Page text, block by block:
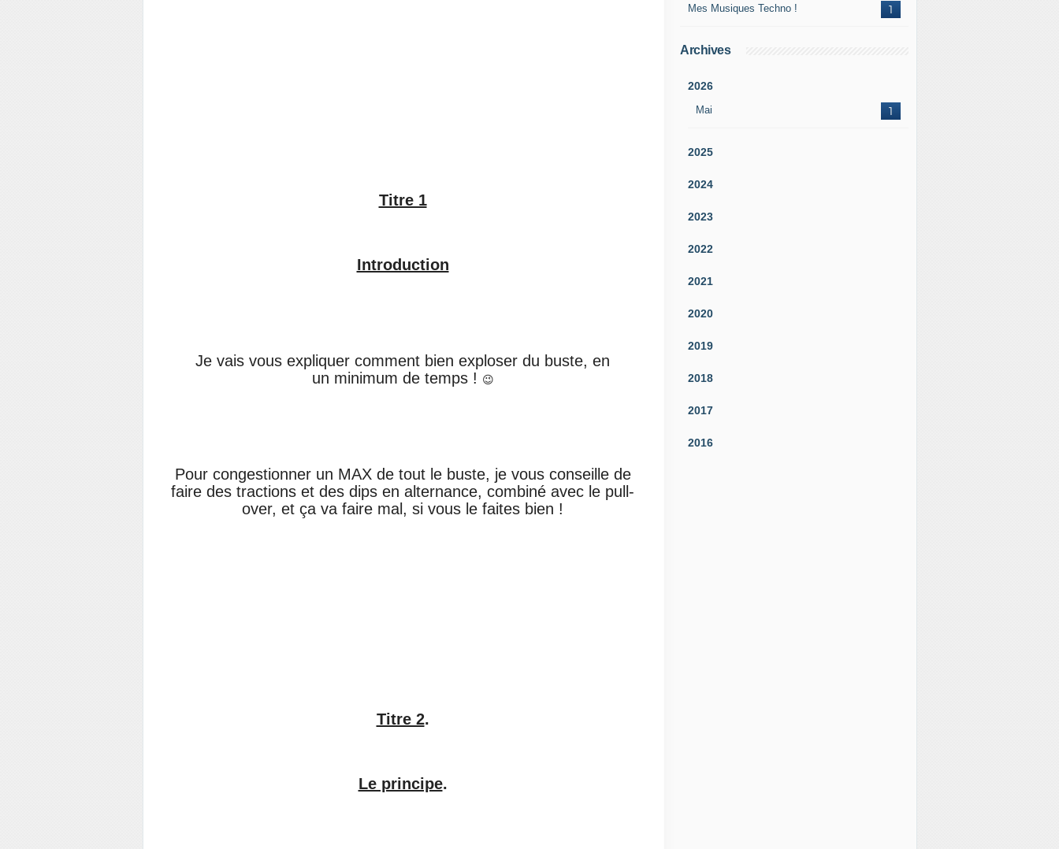
Titre 1
Introduction
Je vais vous expliquer comment bien exploser du buste, en
un minimum de temps ! 😉
Pour congestionner un MAX de tout le buste, je vous conseille de
faire des tractions et des dips en alternance, combiné avec le pull-
over, et ça va faire mal, si vous le faites bien !
Titre 2.
Le principe.
1
Mes Musiques Techno !
Archives
2026
Mai 1
2025
2024
2023
2022
2021
2020
2019
2018
2017
2016